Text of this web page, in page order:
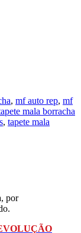
, mf auto rep, mf
mala borracha
, tapete mala
por